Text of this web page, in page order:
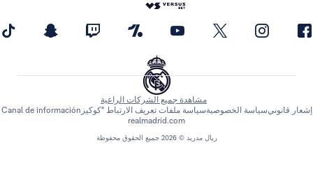
مشاهدة جميع الشركات الراعية
الخصوصيةسياسة ملفات تعريف الارتباط "كوكيز Canal de información
realmadrid.com